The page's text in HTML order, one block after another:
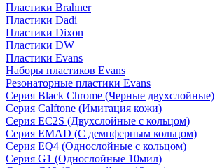
Пластики Brahner
Пластики Dadi
Пластики Dixon
Пластики DW
Пластики Evans
Наборы пластиков Evans
Резонаторные пластики Evans
Серия Black Chrome (Черные двухслойные)
Серия Calftone (Имитация кожи)
Серия EC2S (Двухслойные с кольцом)
Серия EMAD (С демпферным кольцом)
Серия EQ4 (Однослойные с кольцом)
Серия G1 (Однослойные 10мил)